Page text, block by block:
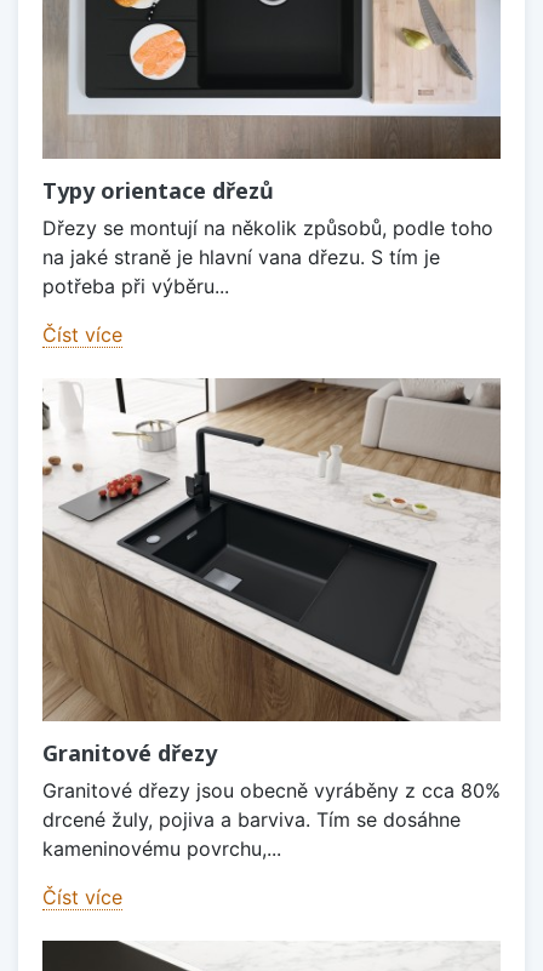
Typy orientace dřezů
Dřezy se montují na několik způsobů, podle toho
na jaké straně je hlavní vana dřezu. S tím je
potřeba při výběru...
Číst více
Granitové dřezy
Granitové dřezy jsou obecně vyráběny z cca 80%
drcené žuly, pojiva a barviva. Tím se dosáhne
kameninovému povrchu,...
Číst více